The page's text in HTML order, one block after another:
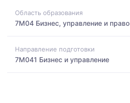
Область образования
7M04 Бизнес, управление и право
Направление подготовки
7M041 Бизнес и управление